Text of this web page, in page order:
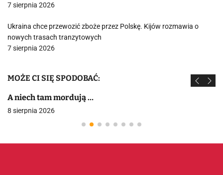
7 sierpnia 2026
Ukraina chce przewozić zboże przez Polskę. Kijów rozmawia o
nowych trasach tranzytowych
7 sierpnia 2026
MOŻE CI SIĘ SPODOBAĆ:
A niech tam mordują …
8 sierpnia 2026